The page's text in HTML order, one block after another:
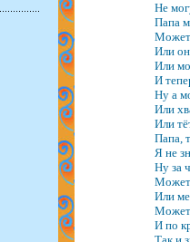
Не
Папа
Может
Или
Или
И
Ну а
Или
Или
Папа,
Я не
Ну за
Может
Или
Может
И по